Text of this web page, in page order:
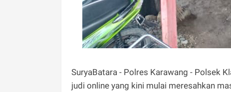
SuryaBatara - Polres Karawang - Polsek
judi online yang kini mulai meresahkan